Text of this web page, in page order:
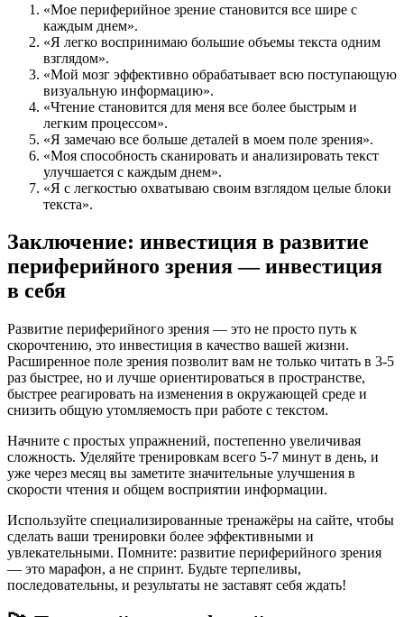
«Мое периферийное зрение становится все шире с
каждым днем».
«Я легко воспринимаю большие объемы текста одним
взглядом».
«Мой мозг эффективно обрабатывает всю поступающую
визуальную информацию».
«Чтение становится для меня все более быстрым и
легким процессом».
«Я замечаю все больше деталей в моем поле зрения».
«Моя способность сканировать и анализировать текст
улучшается с каждым днем».
«Я с легкостью охватываю своим взглядом целые блоки
текста».
Заключение: инвестиция в развитие
периферийного зрения — инвестиция
в себя
Развитие периферийного зрения — это не просто путь к
скорочтению, это инвестиция в качество вашей жизни.
Расширенное поле зрения позволит вам не только читать в 3-5
раз быстрее, но и лучше ориентироваться в пространстве,
быстрее реагировать на изменения в окружающей среде и
снизить общую утомляемость при работе с текстом.
Начните с простых упражнений, постепенно увеличивая
сложность. Уделяйте тренировкам всего 5-7 минут в день, и
уже через месяц вы заметите значительные улучшения в
скорости чтения и общем восприятии информации.
Используйте специализированные тренажёры на сайте, чтобы
сделать ваши тренировки более эффективными и
увлекательными. Помните: развитие периферийного зрения
— это марафон, а не спринт. Будьте терпеливы,
последовательны, и результаты не заставят себя ждать!